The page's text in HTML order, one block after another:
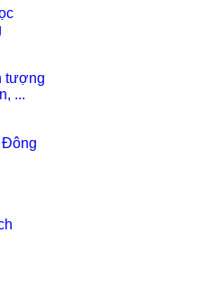
tượng
...